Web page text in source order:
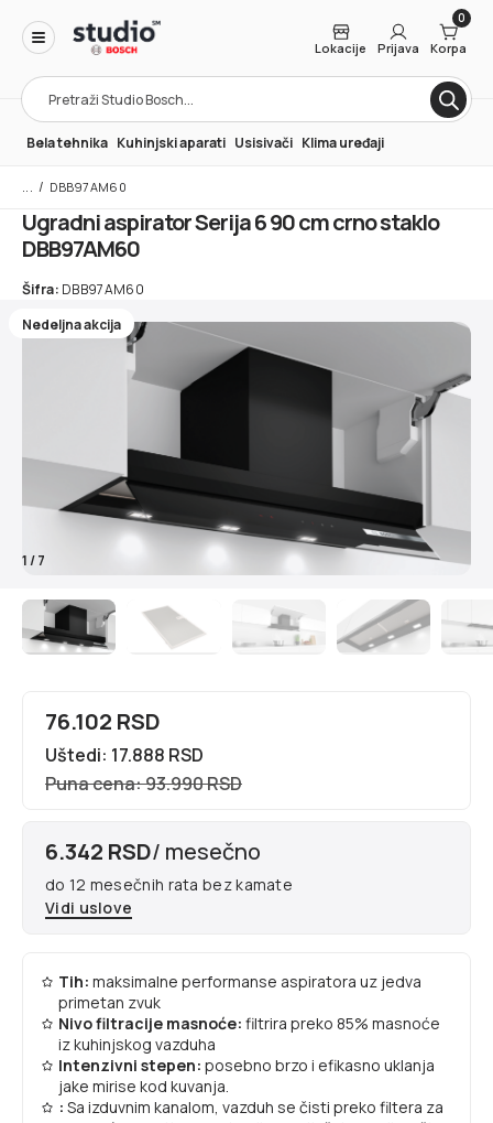
Products
search
Lokacije Prijava
0
Korpa
Bela tehnika Kuhinjski aparati Usisivači Klima uređaji
/ DBB97AM60
Ugradni aspirator Serija 6 90 cm crno staklo
DBB97AM60
Šifra: DBB97AM60
Nedeljna akcija
1/7
76.102 RSD
Uštedi: 17.888 RSD
Puna cena: 93.990 RSD
6.342 RSD/ mesečno
do 12 mesečnih rata bez kamate
Vidi uslove
Tih: maksimalne performanse aspiratora uz jedva
primetan zvuk
Nivo filtracije masnoće: filtrira preko 85% masnoće
iz kuhinjskog vazduha
Intenzivni stepen: posebno brzo i efikasno uklanja
jake mirise kod kuvanja.
: Sa izduvnim kanalom, vazduh se čisti preko filtera za